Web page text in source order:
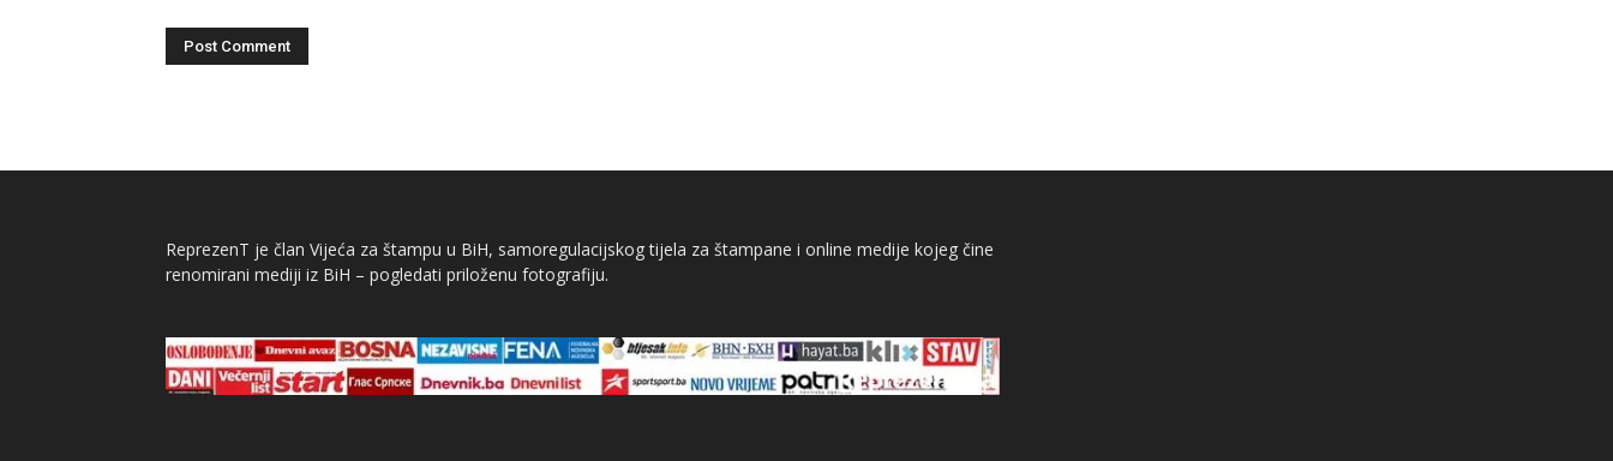
ReprezenT je član Vijeća za štampu u BiH, samoregulacijskog tijela za štampane i online medije kojeg čine
renomirani mediji iz BiH – pogledati priloženu fotografiju.